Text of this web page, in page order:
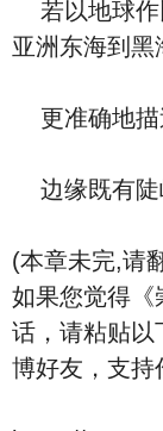
若以地球作
亚洲东海到黑
更准确地描
边缘既有陡
(本章未完,请
如果您觉得《
话，请粘贴以
博好友，支持